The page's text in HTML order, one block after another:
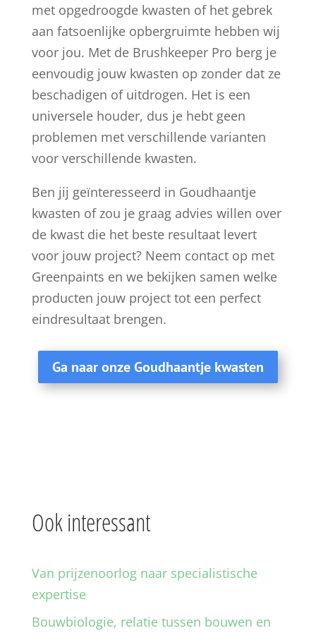
met opgedroogde kwasten of het gebrek
aan fatsoenlijke opbergruimte hebben wij
voor jou. Met de Brushkeeper Pro berg je
eenvoudig jouw kwasten op zonder dat ze
beschadigen of uitdrogen. Het is een
universele houder, dus je hebt geen
problemen met verschillende varianten
voor verschillende kwasten.
Ben jij geïnteresseerd in Goudhaantje
kwasten of zou je graag advies willen over
de kwast die het beste resultaat levert
voor jouw project? Neem contact op met
Greenpaints en we bekijken samen welke
producten jouw project tot een perfect
eindresultaat brengen.
Ga naar onze Goudhaantje kwasten
Ook interessant
Van prijzenoorlog naar specialistische
expertise
Bouwbiologie, relatie tussen bouwen en